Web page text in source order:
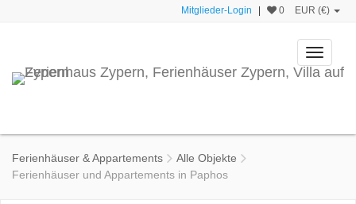
Mitglieder-Login 0 EUR (€)
Toggle
Ferienhäuser & Appartements
Alle Objekte
Ferienhäuser und Appartements in Paphos